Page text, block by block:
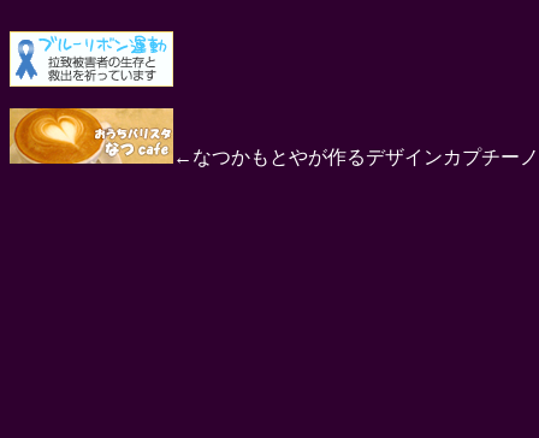
←なつかもとやが作るデザインカプチー